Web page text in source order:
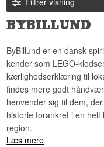
BYBILLUND
ByBillund er en dansk
kender som LEGO-
kærlighedserklæring til
findes mere godt
henvender sig til dem,
historie forankret i en
region.
Læs mere